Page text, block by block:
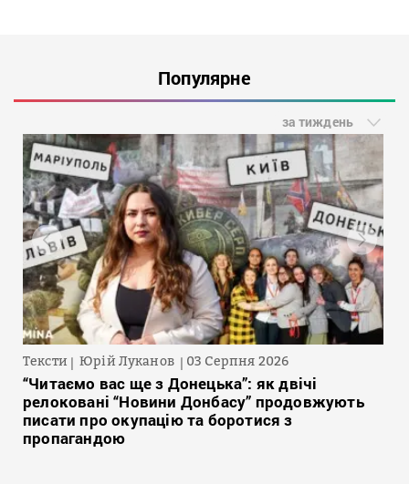
Популярне
за тиждень
Тексти Юрій Луканов 03 Серпня 2026
“Читаємо вас ще з Донецька”: як двічі
релоковані “Новини Донбасу” продовжують
писати про окупацію та боротися з
пропагандою